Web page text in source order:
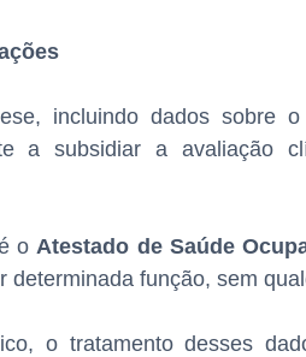
incluindo dados sobre
a subsidiar a avaliação
o Atestado de Saúde
determinada função, sem
o tratamento desses